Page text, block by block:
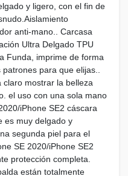
y ligero, con el fin de
anti-mano.. Carcasa
Ultra Delgado TPU
Funda, imprime de forma
para que elijas..
claro mostrar la belleza
el uso con una sola mano
iPhone SE2 cáscara
es muy delgado y
segunda piel para el
SE 2020/iPhone SE2
protección completa.
están totalmente